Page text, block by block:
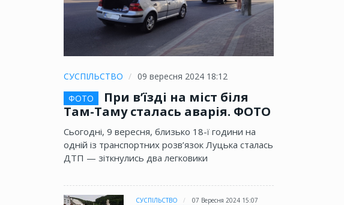
СУСПІЛЬСТВО
09 вересня 2024 18:12
ФОТО
При в’їзді на міст біля
Там-Таму сталась аварія. ФОТО
Сьогодні, 9 вересня, близько 18-ї години на
одній із транспортних розв’язок Луцька сталась
ДТП — зіткнулись два легковики
СУСПІЛЬСТВО
07 Вересня 2024 15:07